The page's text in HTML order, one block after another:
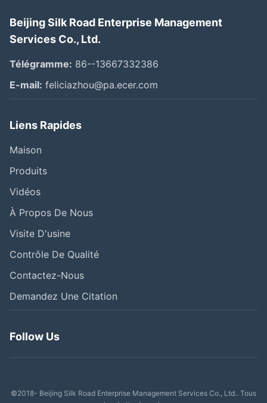
Beijing Silk Road Enterprise Management
Services Co., Ltd.
Télégramme: 86--13667332386
E-mail: feliciazhou@pa.ecer.com
Liens Rapides
Maison
Produits
Vidéos
À Propos De Nous
Visite D'usine
Contrôle De Qualité
Contactez-Nous
Demandez Une Citation
Follow Us
©2018- Beijing Silk Road Enterprise Management Services Co., Ltd.. Tous